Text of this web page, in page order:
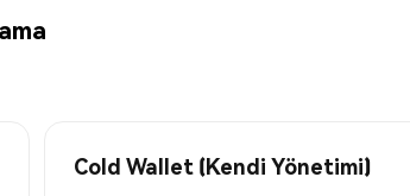
Cold Wallet (Kendi Yönetimi)